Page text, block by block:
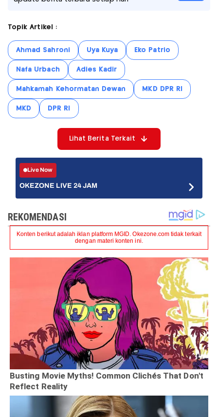
Topik Artikel :
Ahmad Sahroni Uya Kuya Eko Patrio
Nafa Urbach Adies Kadir
Mahkamah Kehormatan Dewan MKD DPR RI
MKD DPR RI
Lihat Berita Terkait
Live Now
OKEZONE LIVE 24 JAM